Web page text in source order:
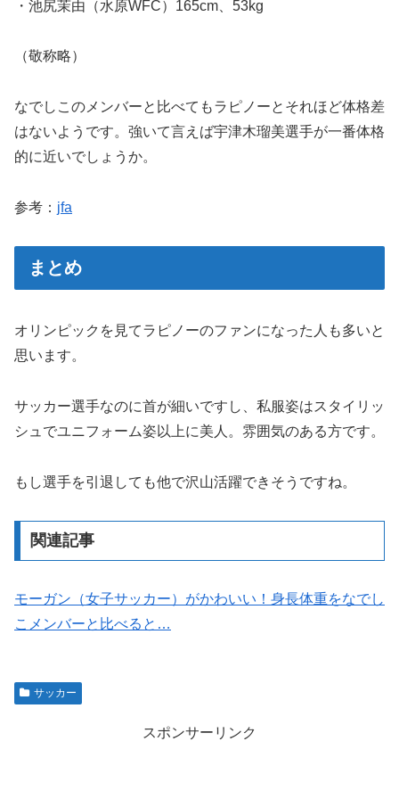
・池尻茉由（水原WFC）165cm、53kg
（敬称略）
なでしこのメンバーと比べてもラピノーとそれほど体格差
はないようです。強いて言えば宇津木瑠美選手が一番体格
的に近いでしょうか。
参考： jfa
まとめ
オリンピックを見てラピノーのファンになった人も多いと
思います。
サッカー選手なのに首が細いですし、私服姿はスタイリッ
シュでユニフォーム姿以上に美人。雰囲気のある方です。
もし選手を引退しても他で沢山活躍できそうですね。
関連記事
モーガン（女子サッカー）がかわいい！身長体重をなでし
こメンバーと比べると…
サッカー
スポンサーリンク